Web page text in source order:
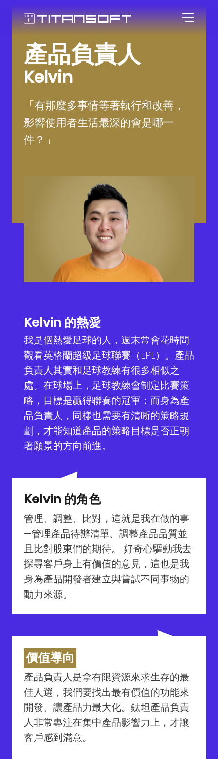
產品負責人
Kelvin
「有那麼多事情等著執行和改善，
影響使用者生活最深的會是哪一
件？」
Kelvin 的熱愛
我是個熱愛足球的人，週末常會花時間
觀看英格蘭超級足球聯賽（EPL）。產品
負責人其實和足球教練有很多相似之
處。在球場上，足球教練會制定比賽策
略，目標是贏得聯賽的冠軍；而身為產
品負責人，同樣也需要有清晰的策略規
劃，才能知道產品的策略目標是否正朝
著願景的方向前進。
Kelvin 的角色
管理、調整、比對，這就是我在做的事
—管理產品待辦清單、調整產品品質並
且比對股東們的期待。 好奇心驅動我去
探尋客戶身上有價值的意見，這也是我
身為產品開發者建立與嘗試不同事物的
動力來源。
價值導向
產品負責人是拿有限資源來求生存的最
佳人選，我們要找出最有價值的功能來
開發、讓產品力最大化。鈦坦產品負責
人非常專注在集中產品影響力上，才讓
客戶感到滿意。
首頁
鈦坦科技
關於敏捷
鈦坦的故事
專業影響
產品負責人
ScrumMaster
資料科學家
人才培育者
產品開發者
面試流程
顧問諮詢服務
GO JIRA 產品代理
GET MIRO 產品代理
全齡敏捷
EN 繁中